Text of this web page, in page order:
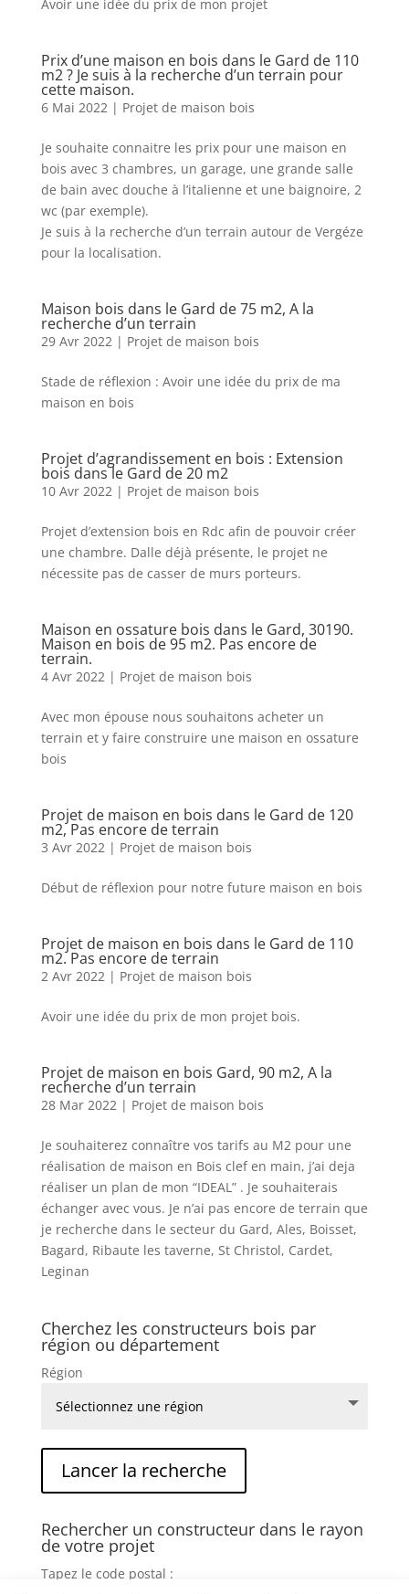
Avoir une idée du prix de mon projet
Prix d’une maison en bois dans le Gard de 110
m2 ? Je suis à la recherche d’un terrain pour
cette maison.
6 Mai 2022| Projet de maison bois
Je souhaite connaitre les prix pour une maison en
bois avec 3 chambres, un garage, une grande salle
de bain avec douche à l’italienne et une baignoire, 2
wc (par exemple).
Je suis à la recherche d’un terrain autour de Vergéze
pour la localisation.
Maison bois dans le Gard de 75 m2, A la
recherche d’un terrain
29 Avr 2022| Projet de maison bois
Stade de réflexion : Avoir une idée du prix de ma
maison en bois
Projet d’agrandissement en bois : Extension
bois dans le Gard de 20 m2
10 Avr 2022| Projet de maison bois
Projet d’extension bois en Rdc afin de pouvoir créer
une chambre. Dalle déjà présente, le projet ne
nécessite pas de casser de murs porteurs.
Maison en ossature bois dans le Gard, 30190.
Maison en bois de 95 m2. Pas encore de
terrain.
4 Avr 2022| Projet de maison bois
Avec mon épouse nous souhaitons acheter un
terrain et y faire construire une maison en ossature
bois
Projet de maison en bois dans le Gard de 120
m2, Pas encore de terrain
3 Avr 2022| Projet de maison bois
Début de réflexion pour notre future maison en bois
Projet de maison en bois dans le Gard de 110
m2. Pas encore de terrain
2 Avr 2022| Projet de maison bois
Avoir une idée du prix de mon projet bois.
Projet de maison en bois Gard, 90 m2, A la
recherche d’un terrain
28 Mar 2022| Projet de maison bois
Je souhaiterez connaître vos tarifs au M2 pour une
réalisation de maison en Bois clef en main, j’ai deja
réaliser un plan de mon “IDEAL” . Je souhaiterais
échanger avec vous. Je n’ai pas encore de terrain que
je recherche dans le secteur du Gard, Ales, Boisset,
Bagard, Ribaute les taverne, St Christol, Cardet,
Leginan
Cherchez les constructeurs bois par
région ou département
Région
Rechercher un constructeur dans le rayon
de votre projet
Tapez le code postal :